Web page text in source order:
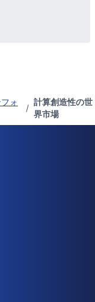
ォ
/
計算創造性の世
界市場